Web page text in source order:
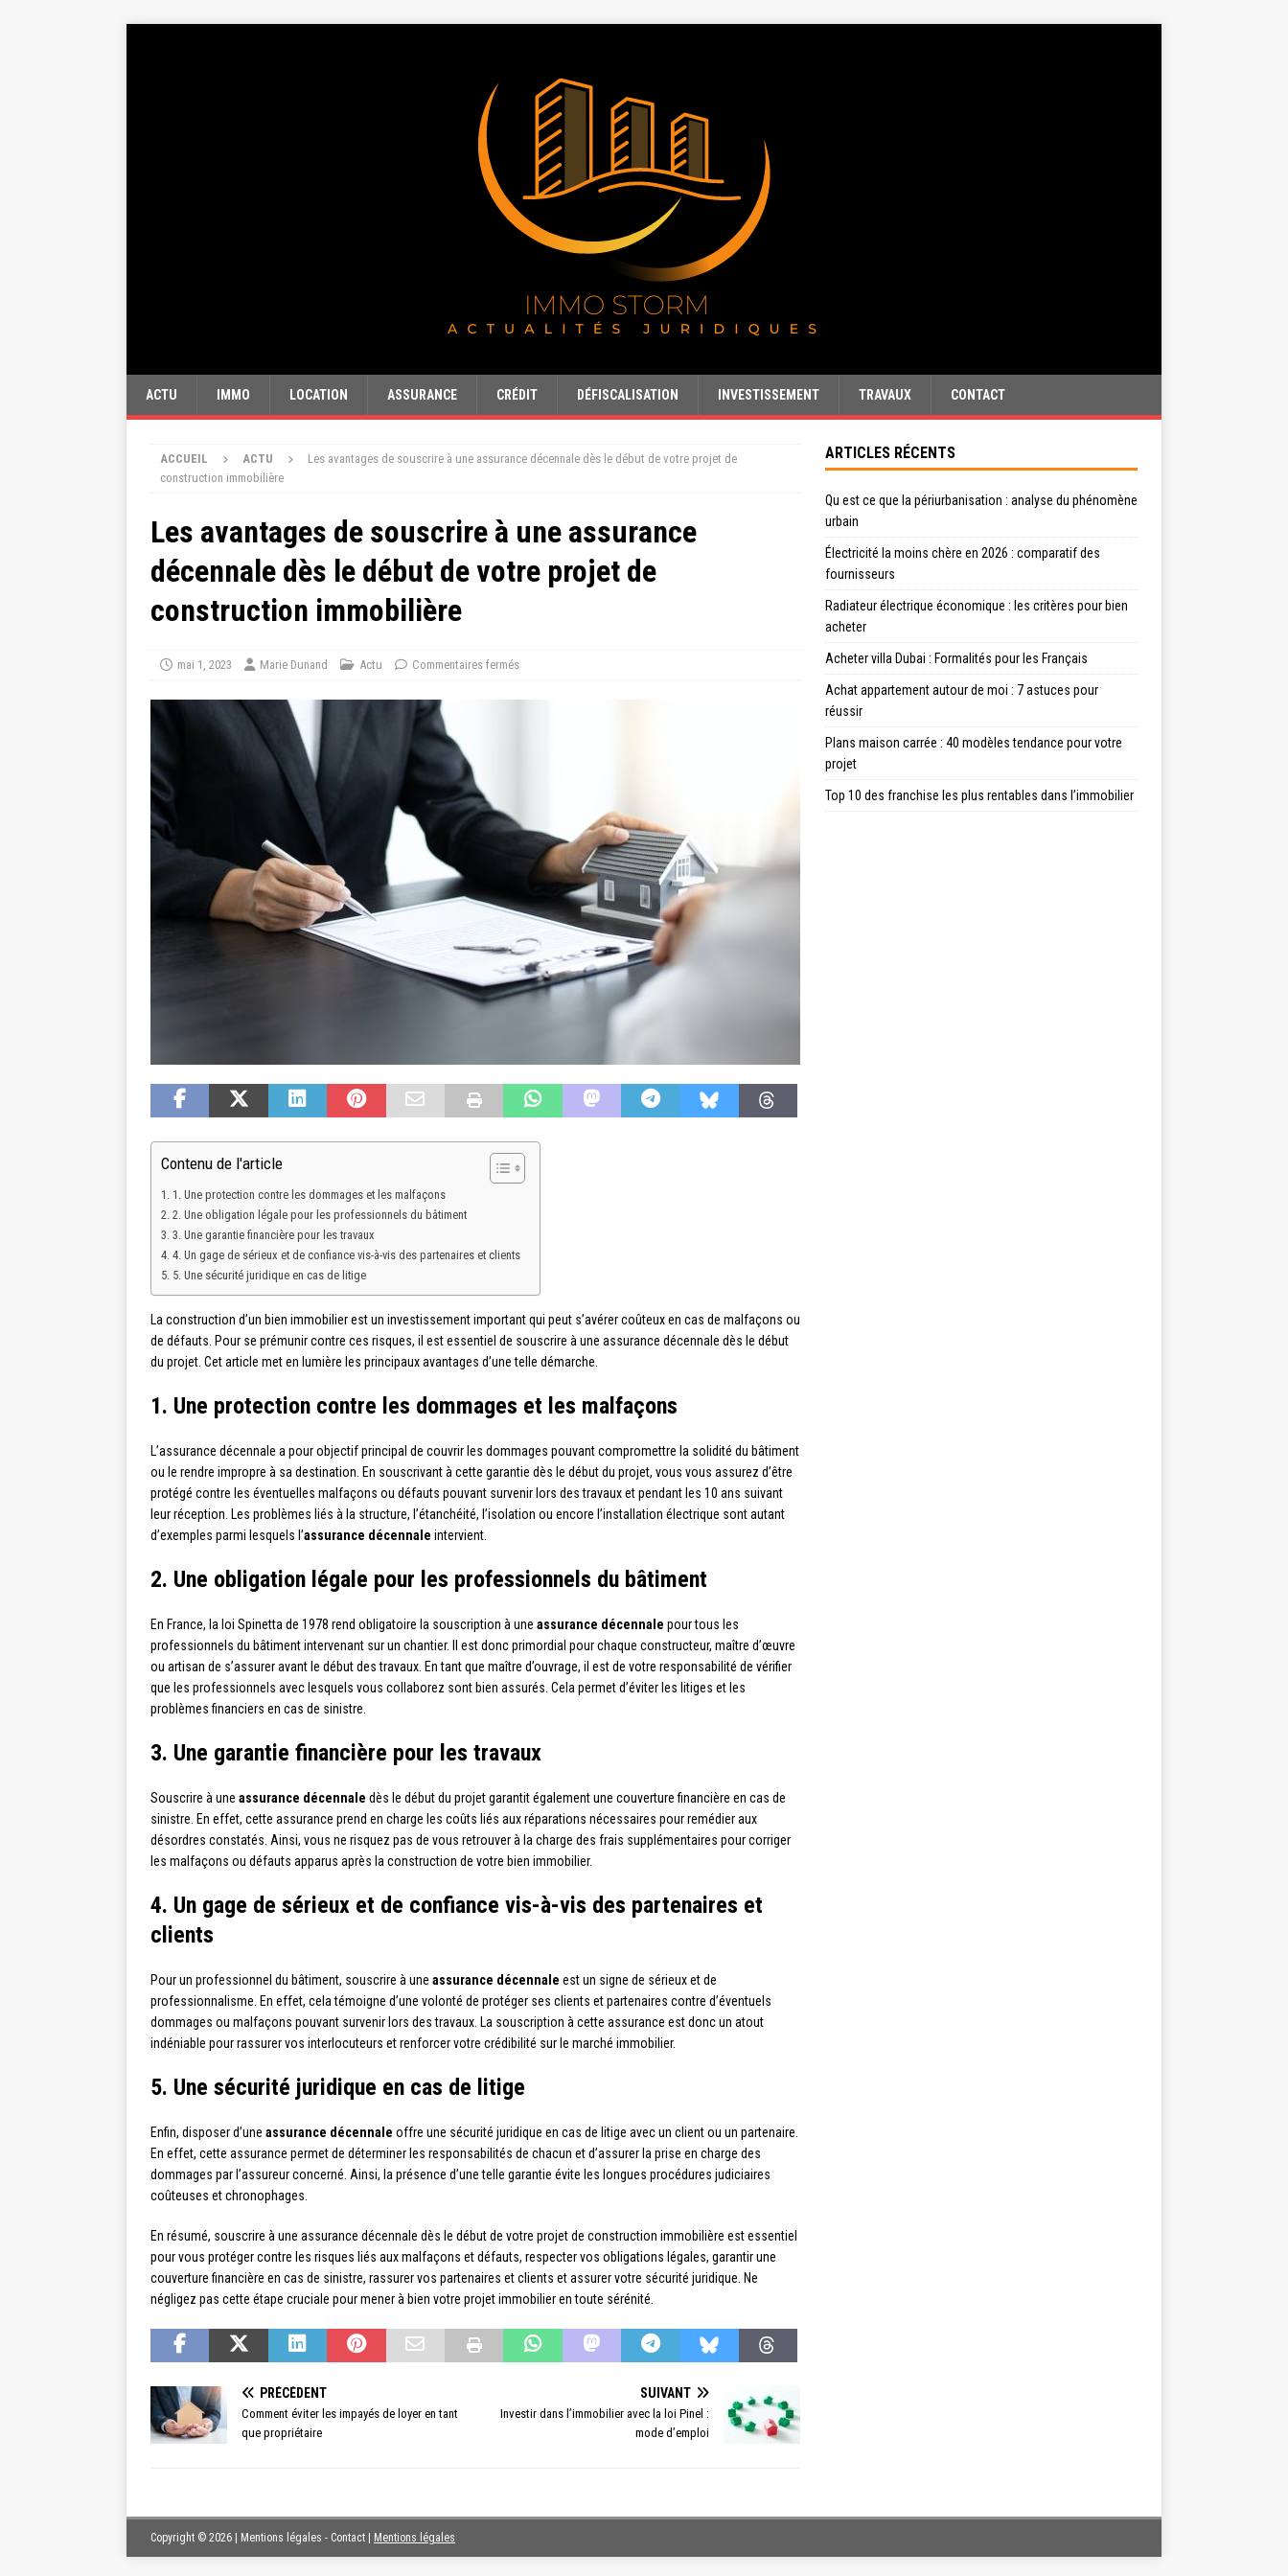
ACTU IMMO LOCATION ASSURANCE CRÉDIT DÉFISCALISATION INVESTISSEMENT TRAVAUX CONTACT
ACCUEIL ACTU
Les avantages de souscrire à une assurance décennale dès le début de votre projet de
construction immobilière
Les avantages de souscrire à une assurance
décennale dès le début de votre projet de
construction immobilière
mai 1, 2023 Marie Dunand Actu Commentaires fermés
Contenu de l'article
1. Une protection contre les dommages et les malfaçons
2. Une obligation légale pour les professionnels du bâtiment
3. Une garantie financière pour les travaux
4. Un gage de sérieux et de confiance vis-à-vis des partenaires et clients
5. Une sécurité juridique en cas de litige
La construction d’un bien immobilier est un investissement important qui peut s’avérer coûteux en cas de malfaçons ou
de défauts. Pour se prémunir contre ces risques, il est essentiel de souscrire à une assurance décennale dès le début
du projet. Cet article met en lumière les principaux avantages d’une telle démarche.
1. Une protection contre les dommages et les malfaçons
L’assurance décennale a pour objectif principal de couvrir les dommages pouvant compromettre la solidité du bâtiment
ou le rendre impropre à sa destination. En souscrivant à cette garantie dès le début du projet, vous vous assurez d’être
protégé contre les éventuelles malfaçons ou défauts pouvant survenir lors des travaux et pendant les 10 ans suivant
leur réception. Les problèmes liés à la structure, l’étanchéité, l’isolation ou encore l’installation électrique sont autant
d’exemples parmi lesquels l’assurance décennale intervient.
2. Une obligation légale pour les professionnels du bâtiment
En France, la loi Spinetta de 1978 rend obligatoire la souscription à une assurance décennale pour tous les
professionnels du bâtiment intervenant sur un chantier. Il est donc primordial pour chaque constructeur, maître d’œuvre
ou artisan de s’assurer avant le début des travaux. En tant que maître d’ouvrage, il est de votre responsabilité de vérifier
que les professionnels avec lesquels vous collaborez sont bien assurés. Cela permet d’éviter les litiges et les
problèmes financiers en cas de sinistre.
3. Une garantie financière pour les travaux
Souscrire à une assurance décennale dès le début du projet garantit également une couverture financière en cas de
sinistre. En effet, cette assurance prend en charge les coûts liés aux réparations nécessaires pour remédier aux
désordres constatés. Ainsi, vous ne risquez pas de vous retrouver à la charge des frais supplémentaires pour corriger
les malfaçons ou défauts apparus après la construction de votre bien immobilier.
4. Un gage de sérieux et de confiance vis-à-vis des partenaires et
clients
Pour un professionnel du bâtiment, souscrire à une assurance décennale est un signe de sérieux et de
professionnalisme. En effet, cela témoigne d’une volonté de protéger ses clients et partenaires contre d’éventuels
dommages ou malfaçons pouvant survenir lors des travaux. La souscription à cette assurance est donc un atout
indéniable pour rassurer vos interlocuteurs et renforcer votre crédibilité sur le marché immobilier.
5. Une sécurité juridique en cas de litige
Enfin, disposer d’une assurance décennale offre une sécurité juridique en cas de litige avec un client ou un partenaire.
En effet, cette assurance permet de déterminer les responsabilités de chacun et d’assurer la prise en charge des
dommages par l’assureur concerné. Ainsi, la présence d’une telle garantie évite les longues procédures judiciaires
coûteuses et chronophages.
En résumé, souscrire à une assurance décennale dès le début de votre projet de construction immobilière est essentiel
pour vous protéger contre les risques liés aux malfaçons et défauts, respecter vos obligations légales, garantir une
couverture financière en cas de sinistre, rassurer vos partenaires et clients et assurer votre sécurité juridique. Ne
négligez pas cette étape cruciale pour mener à bien votre projet immobilier en toute sérénité.
PRÉCÉDENT
Comment éviter les impayés de loyer en tant
que propriétaire
SUIVANT
Investir dans l’immobilier avec la loi Pinel :
mode d’emploi
ARTICLES RÉCENTS
Qu est ce que la périurbanisation : analyse du phénomène
urbain
Électricité la moins chère en 2026 : comparatif des
fournisseurs
Radiateur électrique économique : les critères pour bien
acheter
Acheter villa Dubai : Formalités pour les Français
Achat appartement autour de moi : 7 astuces pour
réussir
Plans maison carrée : 40 modèles tendance pour votre
projet
Top 10 des franchise les plus rentables dans l’immobilier
Copyright © 2026 | Mentions légales - Contact Mentions légales